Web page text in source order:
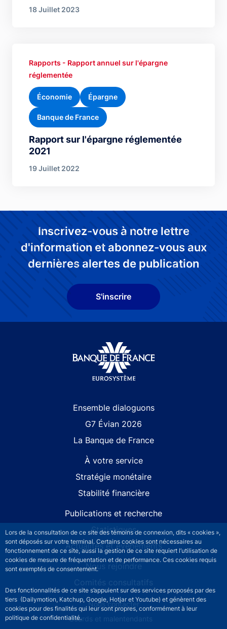
Lors de la consultation de ce site des témoins de connexion, dits « cookies »,
sont déposés sur votre terminal. Certains cookies sont nécessaires au
fonctionnement de ce site, aussi la gestion de ce site requiert l’utilisation de
cookies de mesure de fréquentation et de performance. Ces cookies requis
sont exemptés de consentement.
Des fonctionnalités de ce site s’appuient sur des services proposés par des
tiers (Dailymotion, Katchup, Google, Hotjar et Youtube) et génèrent des
cookies pour des finalités qui leur sont propres, conformément à leur
politique de confidentialité.
18 Juillet 2023
Rapport sur l'épargne réglementée
2021
Rapports - Rapport annuel sur l'épargne
réglementée
Économie Épargne
Banque de France
19 Juillet 2022
Inscrivez-vous à notre lettre
d'information et abonnez-vous aux
dernières alertes de publication
S'inscrire
Ensemble dialoguons
G7 Évian 2026
La Banque de France
À votre service
Stratégie monétaire
Stabilité financière
Publications et recherche
Statistiques
Actualités et événements
Nous rejoindre
Comités consultatifs
Footer secondary menuNous contacter
Sourds et malentendants